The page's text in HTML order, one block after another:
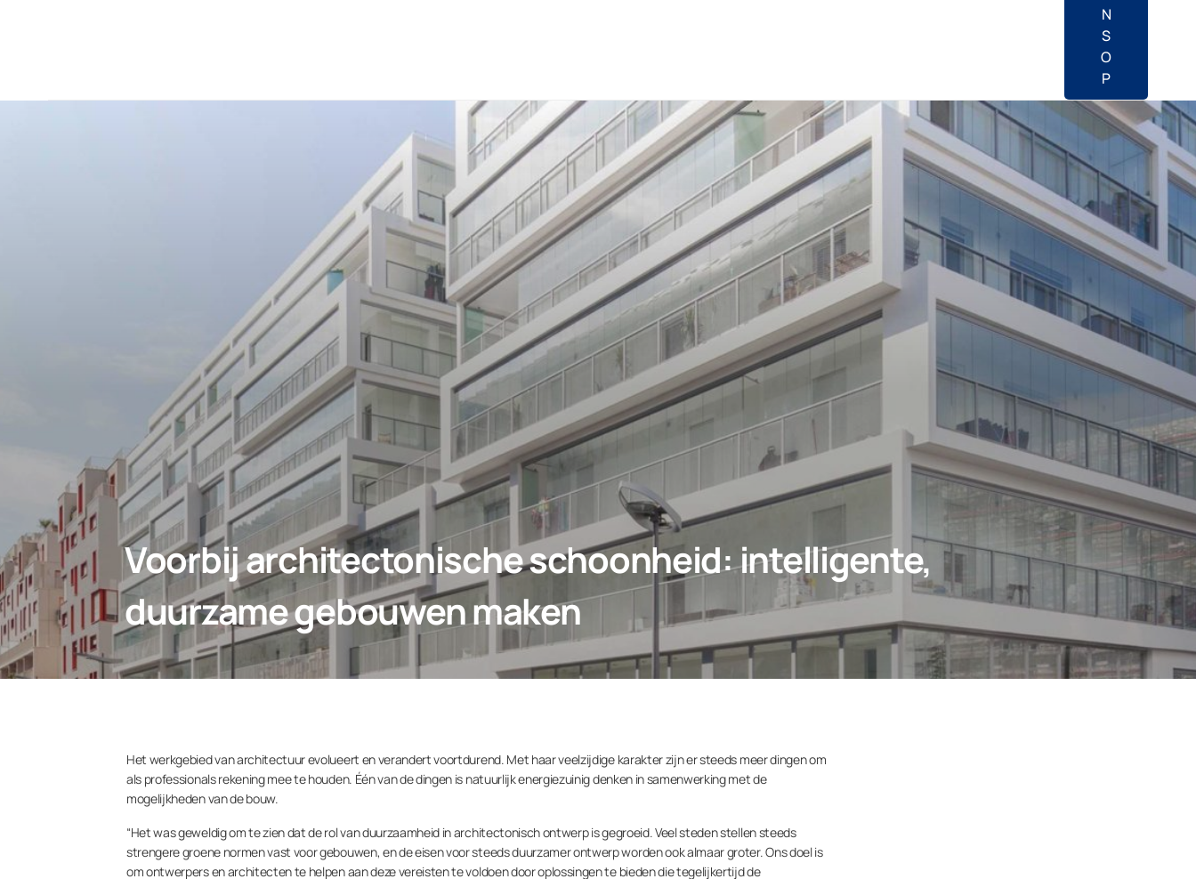
N
S
O
P
Voorbij architectonische schoonheid: intelligente,
duurzame gebouwen maken
Het werkgebied van architectuur evolueert en verandert voortdurend. Met haar veelzijdige karakter zijn er steeds meer dingen om
als professionals rekening mee te houden. Één van de dingen is natuurlijk energiezuinig denken in samenwerking met de
mogelijkheden van de bouw.
“Het was geweldig om te zien dat de rol van duurzaamheid in architectonisch ontwerp is gegroeid. Veel steden stellen steeds
strengere groene normen vast voor gebouwen, en de eisen voor steeds duurzamer ontwerp worden ook almaar groter. Ons doel is
om ontwerpers en architecten te helpen aan deze vereisten te voldoen door oplossingen te bieden die tegelijkertijd de